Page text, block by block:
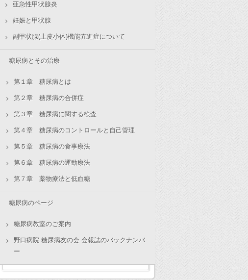
亜急性甲状腺炎
妊娠と甲状腺
副甲状腺(上皮小体)機能亢進症について
糖尿病とその治療
第１章 糖尿病とは
第２章 糖尿病の合併症
第３章 糖尿病に関する検査
第４章 糖尿病のコントロールと自己管理
第５章 糖尿病の食事療法
第６章 糖尿病の運動療法
第７章 薬物療法と低血糖
糖尿病のページ
糖尿病教室のご案内
野口病院 糖尿病友の会 会報誌のバックナンバ
ー